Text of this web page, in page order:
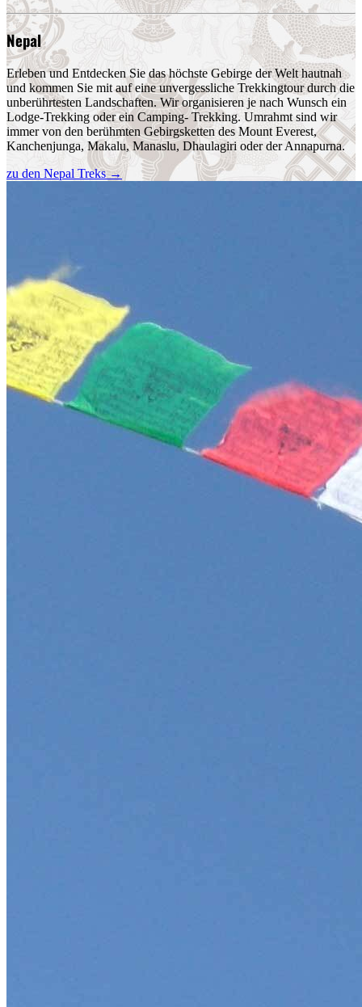
Nepal
Erleben und Entdecken Sie das höchste Gebirge der Welt hautnah
und kommen Sie mit auf eine unvergessliche Trekkingtour durch die
unberührtesten Landschaften. Wir organisieren je nach Wunsch ein
Lodge-Trekking oder ein Camping- Trekking. Umrahmt sind wir
immer von den berühmten Gebirgsketten des Mount Everest,
Kanchenjunga, Makalu, Manaslu, Dhaulagiri oder der Annapurna.
zu den Nepal Treks→